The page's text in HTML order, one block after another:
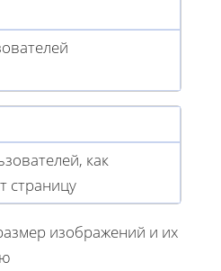
как
страницу
изображений и их